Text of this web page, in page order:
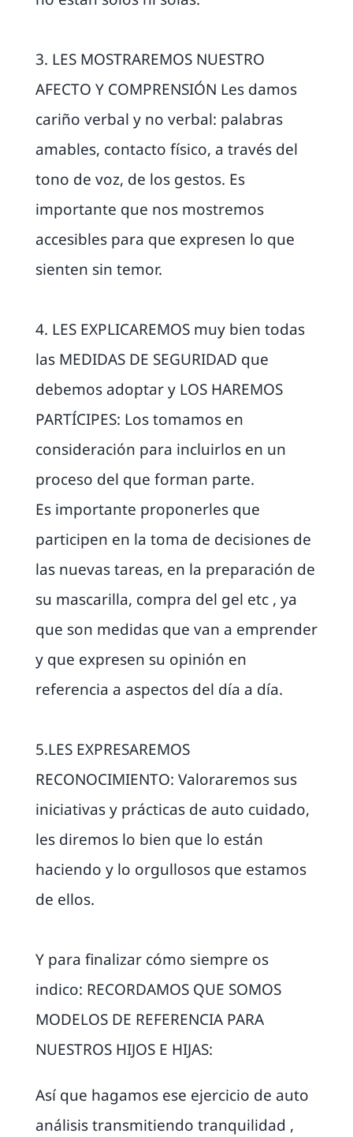
3. LES MOSTRAREMOS NUESTRO
AFECTO Y COMPRENSIÓN Les damos
cariño verbal y no verbal: palabras
amables, contacto físico, a través del
tono de voz, de los gestos. Es
importante que nos mostremos
accesibles para que expresen lo que
sienten sin temor.
4. LES EXPLICAREMOS muy bien todas
las MEDIDAS DE SEGURIDAD que
debemos adoptar y LOS HAREMOS
PARTÍCIPES: Los tomamos en
consideración para incluirlos en un
proceso del que forman parte.
Es importante proponerles que
participen en la toma de decisiones de
las nuevas tareas, en la preparación de
su mascarilla, compra del gel etc , ya
que son medidas que van a emprender
y que expresen su opinión en
referencia a aspectos del día a día.
5.LES EXPRESAREMOS
RECONOCIMIENTO: Valoraremos sus
iniciativas y prácticas de auto cuidado,
les diremos lo bien que lo están
haciendo y lo orgullosos que estamos
de ellos.
Y para finalizar cómo siempre os
indico: RECORDAMOS QUE SOMOS
MODELOS DE REFERENCIA PARA
NUESTROS HIJOS E HIJAS:
Así que hagamos ese ejercicio de auto
análisis transmitiendo tranquilidad ,